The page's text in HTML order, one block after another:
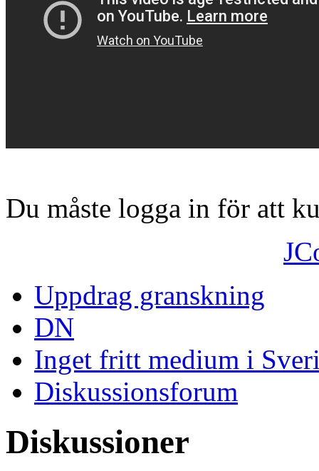
Du måste logga in för att
Uppdrag granskning
DN
Inget fritt medium i
Diskussionsforum
Diskussioner